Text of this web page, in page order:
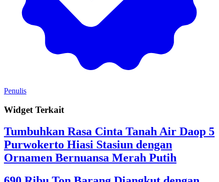
Penulis
Widget Terkait
Tumbuhkan Rasa Cinta Tanah Air Daop 5
Purwokerto Hiasi Stasiun dengan
Ornamen Bernuansa Merah Putih